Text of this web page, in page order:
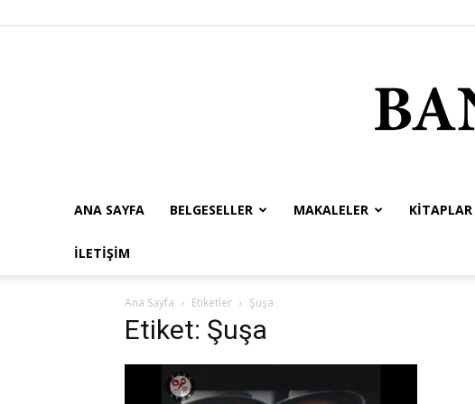
ANA SAYFA BELGESELLER MAKALELER KITAPLAR
İLETIŞIM
Ana Sayfa Etiketler Şuşa
Etiket: Şuşa